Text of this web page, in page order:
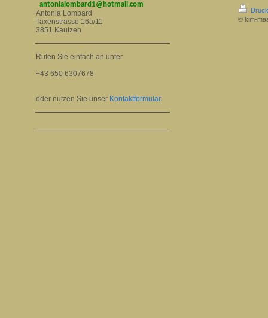
antonialombard1@hotmail.com
Antonia Lombard
Taxenstrasse 16a/11
3851 Kautzen
Rufen Sie einfach an unter
+43 650 6307678
oder nutzen Sie unser Kontaktformular.
© kim-